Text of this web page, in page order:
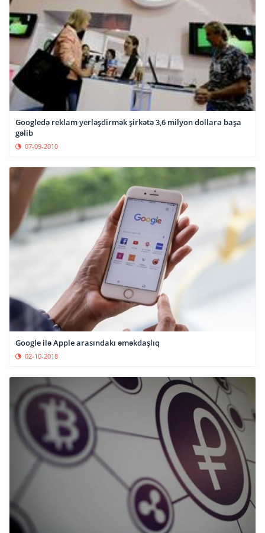
Googledə reklam yerləşdirmək şirkətə 3,6 milyon dollara başa
gəlib
07-09-2010
Google ilə Apple arasındakı əməkdaşlıq
02-10-2018